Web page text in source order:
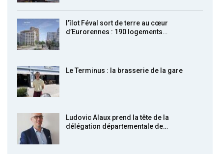
l’îlot Féval sort de terre au cœur
d’Eurorennes : 190 logements…
Le Terminus : la brasserie de la gare
Ludovic Alaux prend la tête de la
délégation départementale de…